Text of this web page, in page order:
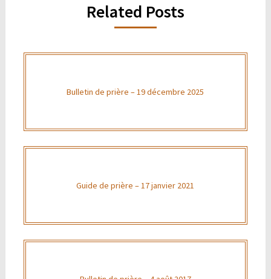
Related Posts
Bulletin de prière – 19 décembre 2025
Guide de prière – 17 janvier 2021